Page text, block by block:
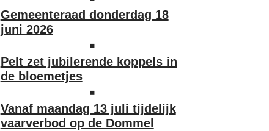
Gemeenteraad donderdag 18
juni 2026
Pelt zet jubilerende koppels in
de bloemetjes
Vanaf maandag 13 juli tijdelijk
vaarverbod op de Dommel